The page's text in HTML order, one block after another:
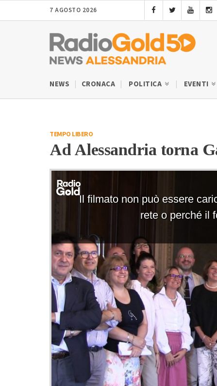
7 AGOSTO 2026
NEWS CRONACA POLITICA EVENTI
TEMPO LIBERO
Ad Alessandria torna